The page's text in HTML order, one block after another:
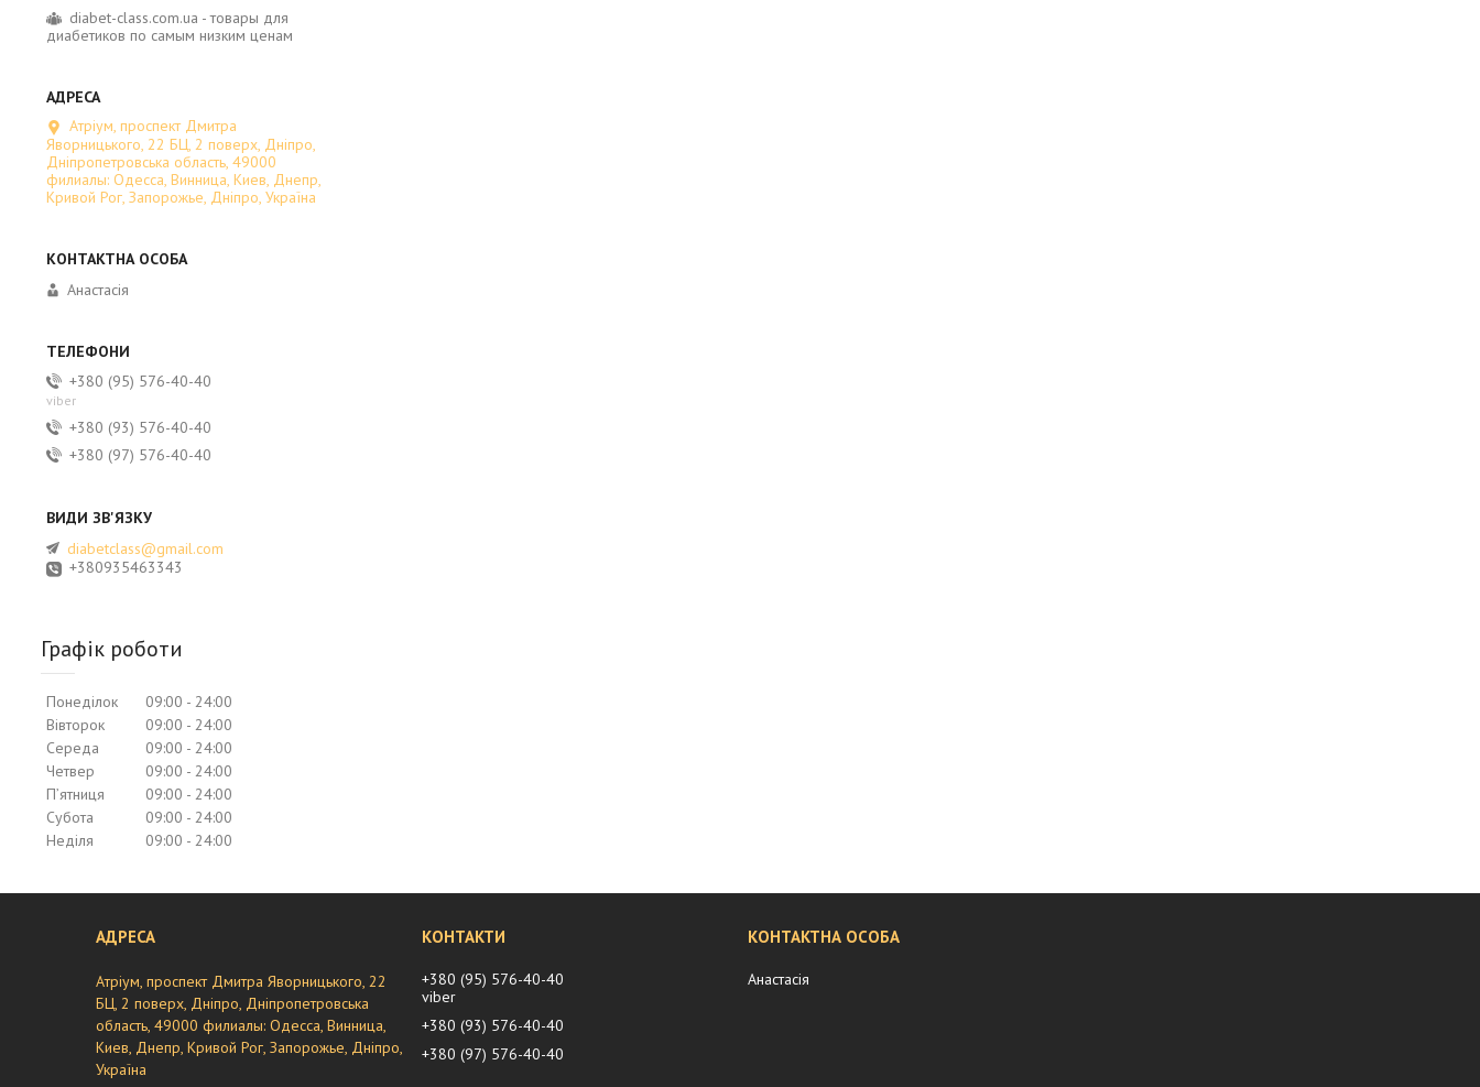
diabet-class.com.ua - товары для
диабетиков по самым низким ценам
Атріум, проспект Дмитра
Яворницького, 22 БЦ, 2 поверх, Дніпро,
Дніпропетровська область, 49000
филиалы: Одесса, Винница, Киев, Днепр,
Кривой Рог, Запорожье, Дніпро, Україна
Анастасія
+380 (95) 576-40-40
viber
+380 (93) 576-40-40
+380 (97) 576-40-40
diabetclass@gmail.com
+380935463343
Графік роботи
Понеділок 09:00
24:00
Вівторок
09:00
24:00
Середа
09:00
24:00
Четвер
09:00
24:00
Пʼятниця
09:00
24:00
Субота
09:00
24:00
Неділя
09:00 24:00
Атріум, проспект Дмитра Яворницького, 22
БЦ, 2 поверх, Дніпро, Дніпропетровська
область, 49000 филиалы: Одесса, Винница,
Киев, Днепр, Кривой Рог, Запорожье, Дніпро,
Україна
+380 (95) 576-40-40
viber
+380 (93) 576-40-40
+380 (97) 576-40-40
Анастасія